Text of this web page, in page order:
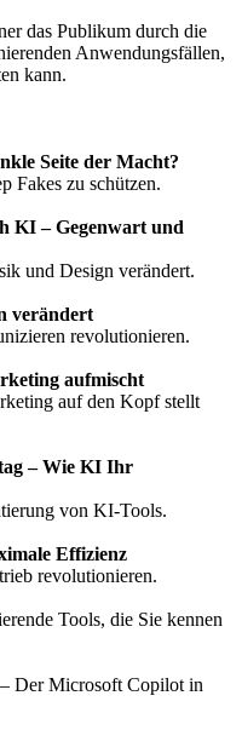
das Publikum durch die
Anwendungsfällen,
kann.
Seite der Macht?
Fakes zu schützen.
KI – Gegenwart und
und Design verändert.
verändert
revolutionieren.
aufmischt
auf den Kopf stellt
– Wie KI Ihr
von KI-Tools.
Effizienz
revolutionieren.
Tools, die Sie kennen
– Der Microsoft Copilot in